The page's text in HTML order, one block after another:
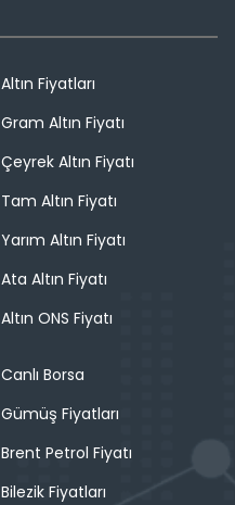
Altın Fiyatları
Gram Altın Fiyatı
Çeyrek Altın Fiyatı
Tam Altın Fiyatı
Yarım Altın Fiyatı
Ata Altın Fiyatı
Altın ONS Fiyatı
Canlı Borsa
Gümüş Fiyatları
Brent Petrol Fiyatı
Bilezik Fiyatları